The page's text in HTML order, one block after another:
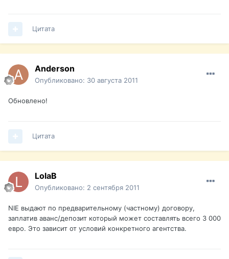
Цитата
Anderson
Опубликовано: 30 августа 2011
Обновлено!
Цитата
LolaB
Опубликовано: 2 сентября 2011
NIE выдают по предварительному (частному) договору,
заплатив аванс/депозит который может составлять всего 3 000
евро. Это зависит от условий конкретного агентства.